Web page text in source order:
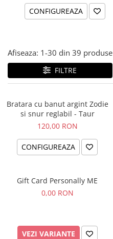
CONFIGUREAZA
Afiseaza: 1-30 din 39 produse
FILTRE
Bratara cu banut argint Zodie
si snur reglabil - Taur
120,00 RON
CONFIGUREAZA
Gift Card Personally ME
0,00 RON
VEZI VARIANTE